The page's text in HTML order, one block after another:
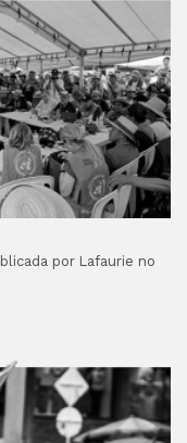
por Lafaurie no